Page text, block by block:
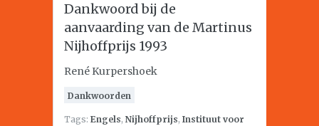
Dankwoord bij de
aanvaarding van de Martinus
Nijhoffprijs 1993
René Kurpershoek
Dankwoorden
Tags: Engels, Nijhoffprijs, Instituut voor